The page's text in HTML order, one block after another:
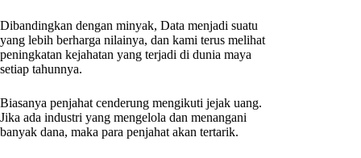
Dibandingkan dengan minyak, Data menjadi suatu
yang lebih berharga nilainya, dan kami terus melihat
peningkatan kejahatan yang terjadi di dunia maya
setiap tahunnya.
Biasanya penjahat cenderung mengikuti jejak uang.
Jika ada industri yang mengelola dan menangani
banyak dana, maka para penjahat akan tertarik.